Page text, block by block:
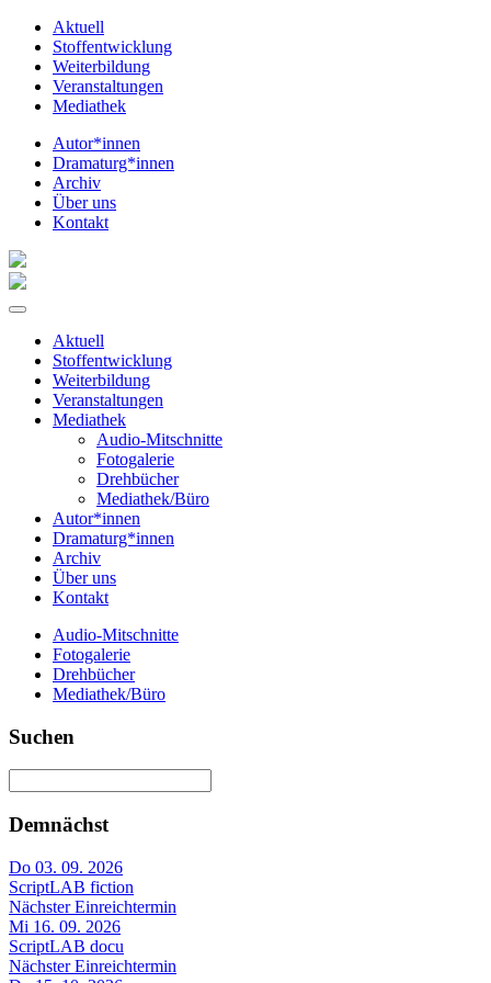
Aktuell
Stoffentwicklung
Weiterbildung
Veranstaltungen
Mediathek
Autor*innen
Dramaturg*innen
Archiv
Über uns
Kontakt
Aktuell
Stoffentwicklung
Weiterbildung
Veranstaltungen
Mediathek
Audio-Mitschnitte
Fotogalerie
Drehbücher
Mediathek/Büro
Autor*innen
Dramaturg*innen
Archiv
Über uns
Kontakt
Audio-Mitschnitte
Fotogalerie
Drehbücher
Mediathek/Büro
Suchen
Demnächst
Do 03. 09. 2026
ScriptLAB fiction
Nächster Einreichtermin
Mi 16. 09. 2026
ScriptLAB docu
Nächster Einreichtermin